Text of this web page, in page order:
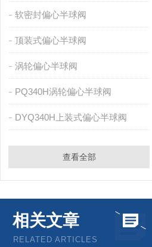
软密封偏心半球阀
顶装式偏心半球阀
涡轮偏心半球阀
PQ340H涡轮偏心半球阀
DYQ340H上装式偏心半球阀
查看全部
相关文章
RELATED ARTICLES